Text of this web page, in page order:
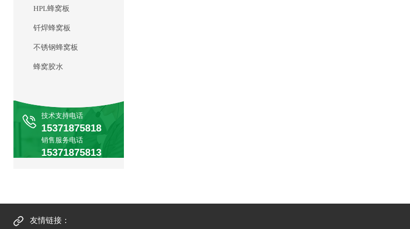
HPL蜂窝板
钎焊蜂窝板
不锈钢蜂窝板
蜂窝胶水
技术支持电话
15371875818
销售服务电话
15371875813
友情链接：